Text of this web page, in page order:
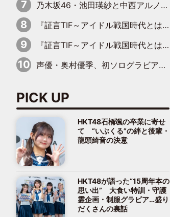
乃木坂46・池田瑛紗と中西アルノが「真冬のかき氷」騒動で火花散らす！ 因縁の裏にあるのは、逆境をともに“凌”ぐ似た者同士の絆
『証言TIF～アイドル戦国時代とはなんだったのか～』第11回：私立恵比寿中学・真山りか×安本彩花「TIFで10年ぶりのキョンシーメイクをしたら、場を完全に引かせてしまって。時代が変わったんだなって」
『証言TIF～アイドル戦国時代とはなんだったのか～』第6回：でんぱ組.inc・古川未鈴×相沢梨紗「『ハロプロやりたかったな』って言ったら、夢眠ねむさんに『てめえはでんぱ組．incなんだよ！』って肩パンされて(笑)」
声優・奥村優季、初ソログラビアで初ソロ表紙を飾る！ 初めて見せる表情や、声優を志したきっかけなどを語った必読のインタビューを掲載
PICK UP
HKT48石橋颯の卒業に寄せ
て “いぶくる”の絆と後輩・
龍頭綺音の決意
HKT48が語った“15周年本の
思い出” 大食い特訓・守護
霊企画・制服グラビア…盛り
だくさんの裏話